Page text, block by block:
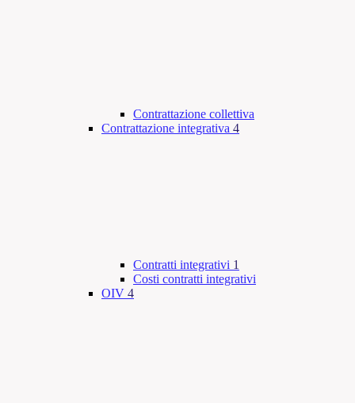
Contrattazione collettiva
Contrattazione integrativa 4
Contratti integrativi 1
Costi contratti integrativi
OIV 4